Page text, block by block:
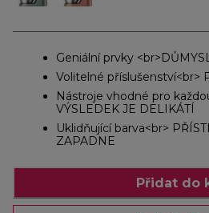
Geniální prvky
Volitelné příslušenství<br>
Nástroje vhodné pro
VÝSLEDEK JE DELIKÁTÍ
Uklidňující barva<br>
ZAPADNE
Přidat do